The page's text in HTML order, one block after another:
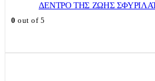
ΔΕΝΤΡΟ ΤΗΣ ΖΩΗΣ
0 out of 5